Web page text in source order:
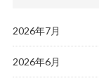
2026年7月
2026年6月